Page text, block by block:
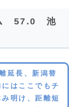
57.0 池
延長、新潟替
はここでもチ
明け、距離短